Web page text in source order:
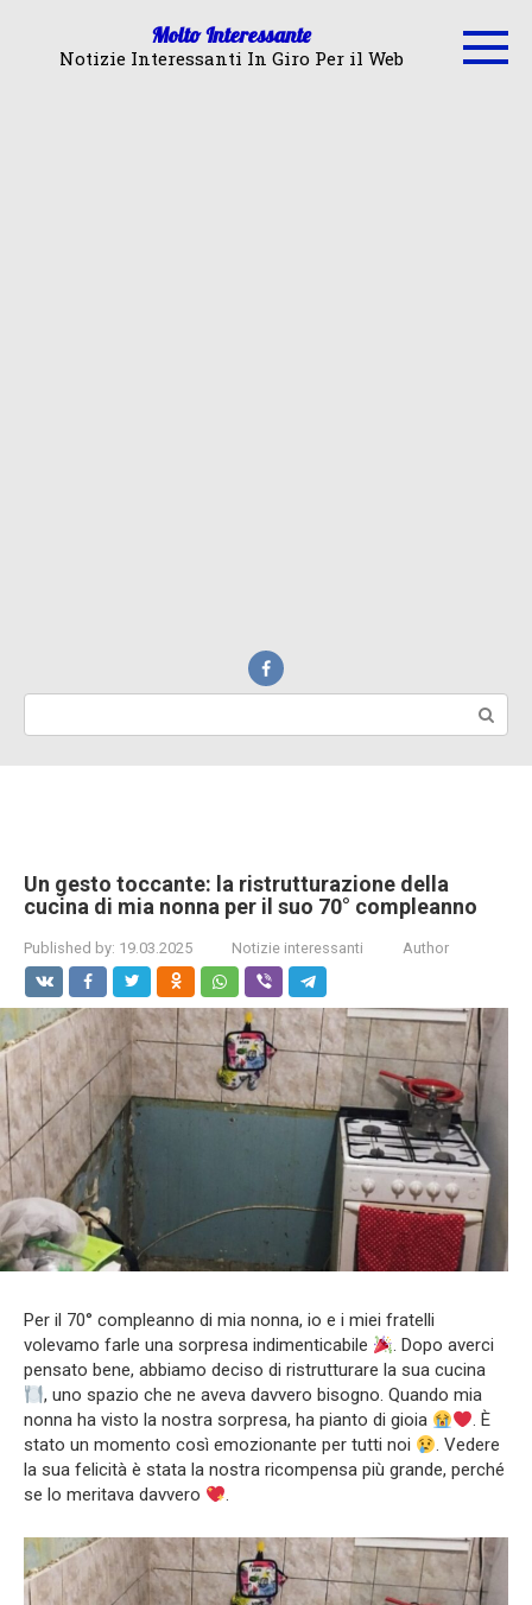
Molto Interessante
Notizie Interessanti In Giro Per il Web
Un gesto toccante: la ristrutturazione della
cucina di mia nonna per il suo 70° compleanno
Published by: 19.03.2025 Notizie interessanti Author
Per il 70° compleanno di mia nonna, io e i miei fratelli
volevamo farle una sorpresa indimenticabile
. Dopo averci
pensato bene, abbiamo deciso di ristrutturare la sua cucina
, uno spazio che ne aveva davvero bisogno. Quando mia
nonna ha visto la nostra sorpresa, ha pianto di gioia
. È
stato un momento così emozionante per tutti noi
. Vedere
la sua felicità è stata la nostra ricompensa più grande, perché
se lo meritava davvero
.